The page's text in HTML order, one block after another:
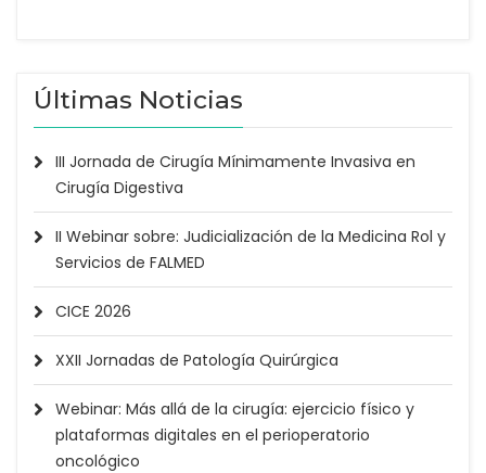
Últimas Noticias
III Jornada de Cirugía Mínimamente Invasiva en
Cirugía Digestiva
II Webinar sobre: Judicialización de la Medicina Rol y
Servicios de FALMED
CICE 2026
XXII Jornadas de Patología Quirúrgica
Webinar: Más allá de la cirugía: ejercicio físico y
plataformas digitales en el perioperatorio
oncológico